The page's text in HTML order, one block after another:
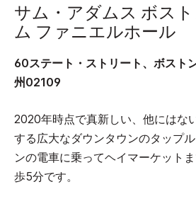
サム・アダムス ボス
ム ファニエルホール
60ステート・ストリート、ボスト
州02109
2020年時点で真新しい、他にはな
する広大なダウンタウンのタップ
ンの電車に乗ってヘイマーケット
歩5分です。